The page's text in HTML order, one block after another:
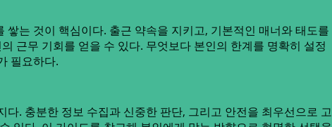
는 것이 핵심이다. 출근 약속을 지키고, 기본적인 매너와 태도를
근무 기회를 얻을 수 있다. 무엇보다 본인의 한계를 명확히 설정
필요하다.
. 충분한 정보 수집과 신중한 판단, 그리고 안전을 최우선으로 고